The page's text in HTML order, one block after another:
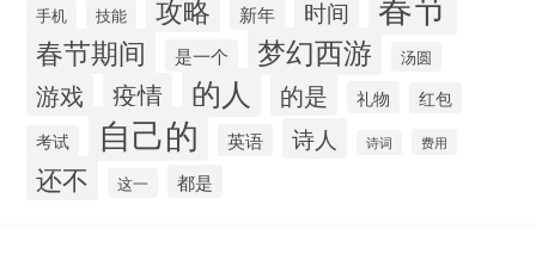
手机 技能 攻略 新年 时间
春节期间 是一个 梦幻西游 汤圆
游戏 疫情 的人 的是 礼物
红包
考试
自己的 英语 诗人 诗词 费用
还不 这一 都是